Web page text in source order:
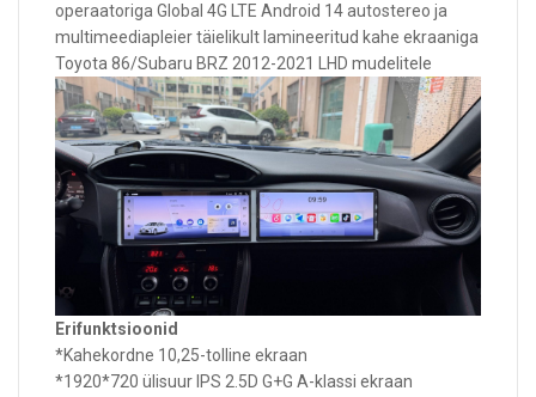
operaatoriga Global 4G LTE Android 14 autostereo ja
multimeediapleier täielikult lamineeritud kahe ekraaniga
Toyota 86/Subaru BRZ 2012-2021 LHD mudelitele
Erifunktsioonid
*Kahekordne 10,25-tolline ekraan
*1920*720 ülisuur IPS 2.5D G+G A-klassi ekraan